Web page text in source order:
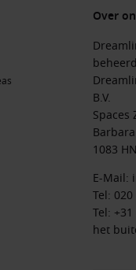
&
vertrekmaanden
– Ontsnap aan de
– Perfect om de kou
– Begin van het nieuwe
– Lentecruises met
Over
B.V.
Spaces
1083
E-Mail:
Tel: 020
Tel:
het